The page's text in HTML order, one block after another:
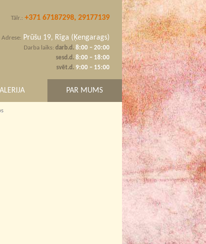
Tālr.: +371 67187298, 29177139
Adrese: Prūšu 19, Rīga (Ķengarags)
Darba laiks: darb.d. 8:00 – 20:00
sesd.d. 8:00 – 18:00
svēt.d. 9:00 – 15:00
PAR MUMS